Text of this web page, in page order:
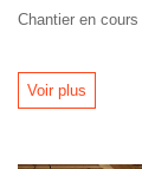
Chantier en
Voir plus